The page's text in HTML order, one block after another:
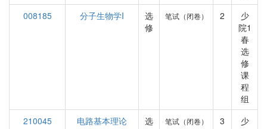
008185
分子生物学I
选
修
笔试（闭卷） 2
少
院1
春
选
修
课
程
组
210045
电路基本理论
选
笔试（闭卷） 3
少